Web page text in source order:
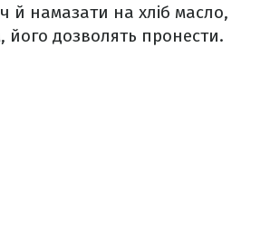
й намазати на хліб масло,
його дозволять пронести.